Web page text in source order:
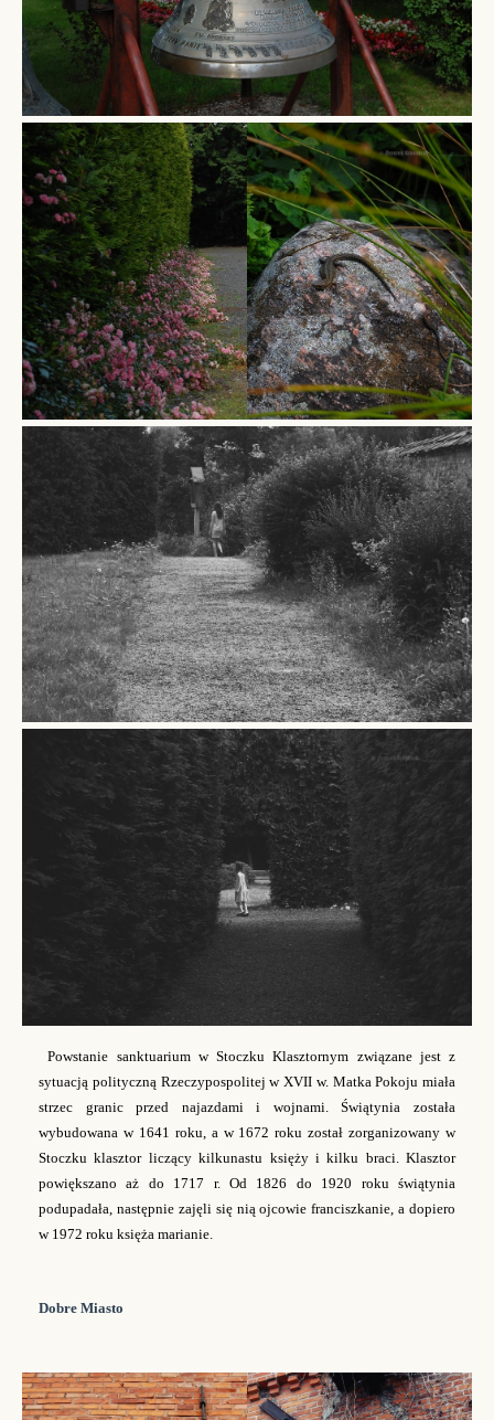
Powstanie sanktuarium w Stoczku Klasztornym związane jest z
sytuacją polityczną Rzeczypospolitej w XVII w. Matka Pokoju miała
strzec granic przed najazdami i wojnami. Świątynia została
wybudowana w 1641 roku, a w 1672 roku został zorganizowany w
Stoczku klasztor liczący kilkunastu księży i kilku braci. Klasztor
powiększano aż do 1717 r. Od 1826 do 1920 roku świątynia
podupadała, następnie zajęli się nią ojcowie franciszkanie, a dopiero
w 1972 roku księża marianie.
Dobre Miasto